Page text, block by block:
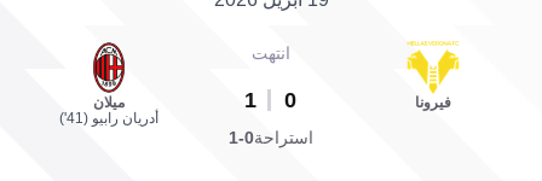
فيرونا
انتهت
0
1
ميلان
أدريان رابيو (41')
استراحة0-1